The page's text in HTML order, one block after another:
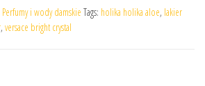
Perfumy i wody damskie Tags: holika holika aloe, lakier
, versace bright crystal